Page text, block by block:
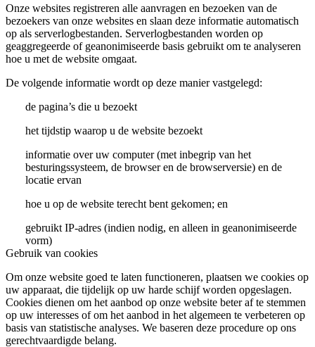
Onze websites registreren alle aanvragen en bezoeken van de
bezoekers van onze websites en slaan deze informatie automatisch
op als serverlogbestanden. Serverlogbestanden worden op
geaggregeerde of geanonimiseerde basis gebruikt om te analyseren
hoe u met de website omgaat.
De volgende informatie wordt op deze manier vastgelegd:
de pagina’s die u bezoekt
het tijdstip waarop u de website bezoekt
informatie over uw computer (met inbegrip van het
besturingssysteem, de browser en de browserversie) en de
locatie ervan
hoe u op de website terecht bent gekomen; en
gebruikt IP-adres (indien nodig, en alleen in geanonimiseerde
vorm)
Gebruik van cookies
Om onze website goed te laten functioneren, plaatsen we cookies op
uw apparaat, die tijdelijk op uw harde schijf worden opgeslagen.
Cookies dienen om het aanbod op onze website beter af te stemmen
op uw interesses of om het aanbod in het algemeen te verbeteren op
basis van statistische analyses. We baseren deze procedure op ons
gerechtvaardigde belang.